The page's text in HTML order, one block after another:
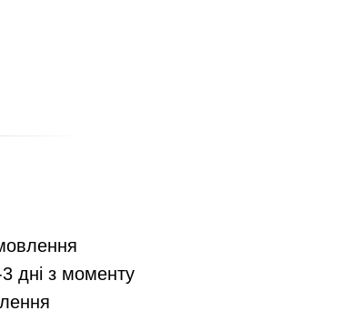
дні з моменту